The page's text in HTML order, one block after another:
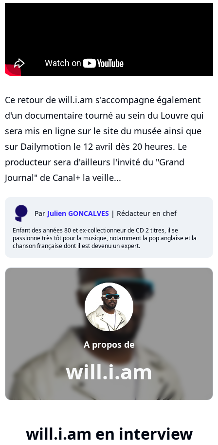
Ce retour de will.i.am s'accompagne également
d'un documentaire tourné au sein du Louvre qui
sera mis en ligne sur le site du musée ainsi que
sur Dailymotion le 12 avril dès 20 heures. Le
producteur sera d'ailleurs l'invité du "Grand
Journal" de Canal+ la veille...
Par Julien GONCALVES | Rédacteur en chef
Enfant des années 80 et ex-collectionneur de CD 2 titres, il se
passionne très tôt pour la musique, notamment la pop anglaise et la
chanson française dont il est devenu un expert.
will.i.am
A propos de
will.i.am en interview